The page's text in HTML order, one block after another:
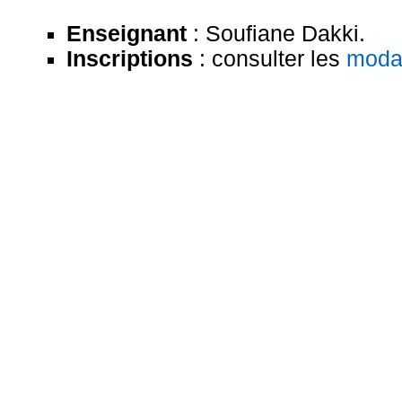
Enseignant : Soufiane Dakki.
Inscriptions : consulter les